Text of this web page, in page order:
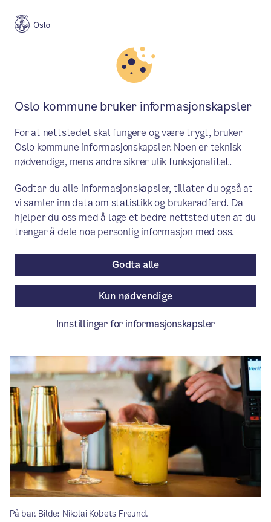
Endringer i lokale
åpningstidsforskrifter påvirker
skjenketidene
Hvor sent et skjenkested kan selge
alkohol, bestemmes av kommunens
åpningstidsforskrift. Noen bydeler har
også egne forskrifter. Når disse endres,
kan det påvirke skjenketidene.
Av Næringsetaten
På bar. Bilde: Nikolai Kobets Freund.
Oslo kommune bruker informasjonskapsler
For at nettstedet skal fungere og være trygt, bruker
Oslo kommune informasjonskapsler. Noen er teknisk
nødvendige, mens andre sikrer ulik funksjonalitet.
Godtar du alle informasjonskapsler, tillater du også at
vi samler inn data om statistikk og brukeradferd. Da
hjelper du oss med å lage et bedre nettsted uten at du
trenger å dele noe personlig informasjon med oss.
Kun nødvendige
Godta alle
Innstillinger for informasjonskapsler